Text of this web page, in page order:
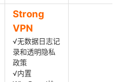
Strong
VPN
√无数据日志记
录和透明隐私
政策
√内置